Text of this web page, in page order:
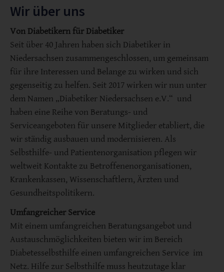
Wir über uns
Von Diabetikern für Diabetiker
Seit über 40 Jahren haben sich Diabetiker in
Niedersachsen zusammengeschlossen, um gemeinsam
für ihre Interessen und Belange zu wirken und sich
gegenseitig zu helfen. Seit 2017 wirken wir nun unter
dem Namen „Diabetiker Niedersachsen e.V.“ und
haben eine Reihe von Beratungs- und
Serviceangeboten für unsere Mitglieder etabliert, die
wir ständig ausbauen und modernisieren. Als
Selbsthilfe- und Patientenorganisation pflegen wir
weltweit Kontakte zu Betroffenenorganisationen,
Krankenkassen, Wissenschaftlern, Ärzten und
Gesundheitspolitikern.
Umfangreicher Service
Mit einem umfangreichen Beratungsangebot und
Austauschmöglichkeiten bieten wir im Bereich
Diabetesselbsthilfe einen umfangreichen Service im
Netz. Hilfe zur Selbsthilfe muss heutzutage klar